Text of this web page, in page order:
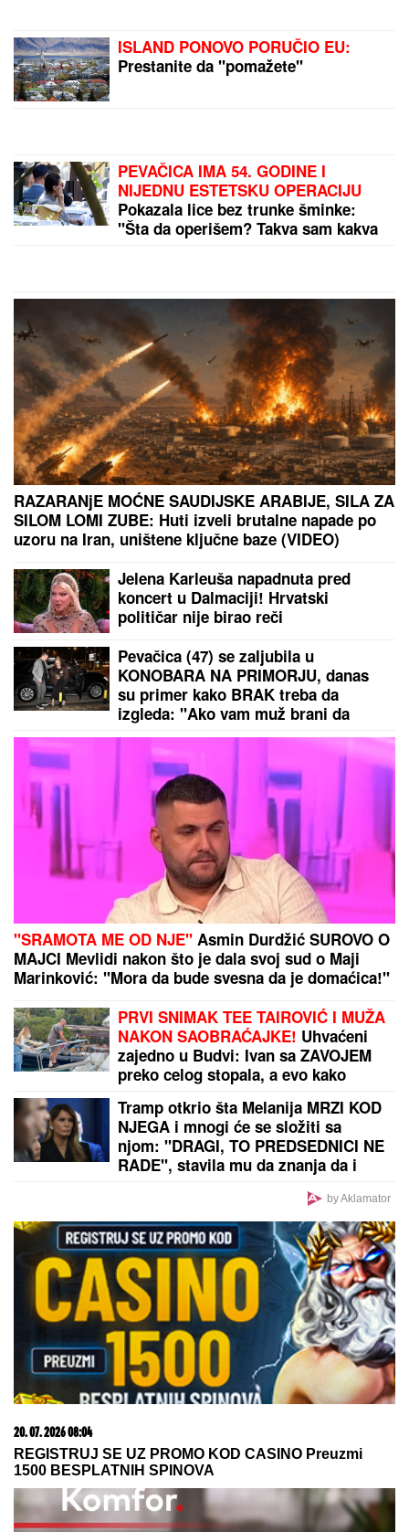
SKINULA SE ANA SEVIĆ
poglede na plaži: Ovakvu je retko viđamo (Foto)
JOŠ JEDNA DETONACIJA U
BEOGRADU!Rakovica se zatresla
usred noći: Na licu mesta krater,
policija traga za počiniocem
"VIDIMO VAŠE GAĆE",odbornica se
uključila preko ZUMA na sednicu, a
onda je nastala haotična situacija:
Sileuta pod tušem dodatno zapržila
čorbu
"HTEO SAM DA SE ZAMONAŠIM"
Dejan Stanković
Kralj otkrio ko je prelepa doktorka koju ženi, šokirao
detaljima iz života: "Nema vila i kamiona" (VIDEO)